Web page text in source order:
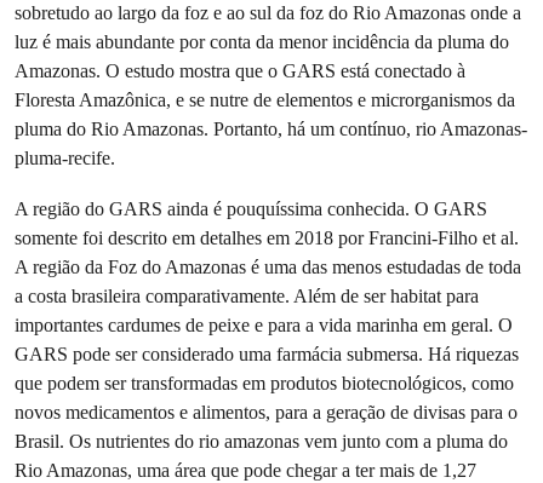
sobretudo ao largo da foz e ao sul da foz do Rio Amazonas onde a
luz é mais abundante por conta da menor incidência da pluma do
Amazonas. O estudo mostra que o GARS está conectado à
Floresta Amazônica, e se nutre de elementos e microrganismos da
pluma do Rio Amazonas. Portanto, há um contínuo, rio Amazonas-
pluma-recife.
A região do GARS ainda é pouquíssima conhecida. O GARS
somente foi descrito em detalhes em 2018 por Francini-Filho et al.
A região da Foz do Amazonas é uma das menos estudadas de toda
a costa brasileira comparativamente. Além de ser habitat para
importantes cardumes de peixe e para a vida marinha em geral. O
GARS pode ser considerado uma farmácia submersa. Há riquezas
que podem ser transformadas em produtos biotecnológicos, como
novos medicamentos e alimentos, para a geração de divisas para o
Brasil. Os nutrientes do rio amazonas vem junto com a pluma do
Rio Amazonas, uma área que pode chegar a ter mais de 1,27